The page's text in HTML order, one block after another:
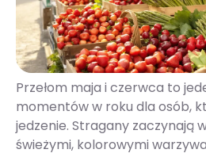
Przełom maja i czerwca to
momentów w roku dla osób,
jedzenie. Stragany zaczynają
świeżymi, kolorowymi